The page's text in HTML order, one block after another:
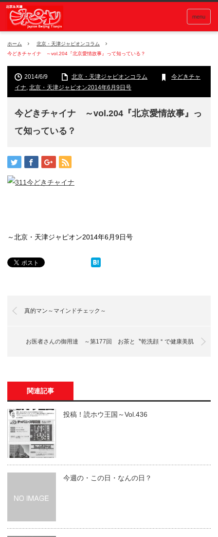
menu
ホーム
北京・天津ジャピオンコラム
今どきチャイナ ～vol.204『北京愛情故事』って知っている？
2014/6/9 北京・天津ジャピオンコラム
今どきチャ
イナ, 北京・天津ジャピオン2014年6月9日号
今どきチャイナ ～vol.204『北京愛情故事』っ
て知っている？
～北京・天津ジャピオン2014年6月9日号
真的マン～マインドチェック～
お医者さんの御用達 ～第177回 お茶と〝乾洗顔＂で健康美肌
関連記事
投稿！読ホウ王国～Vol.436
今週の・この日・なんの日？